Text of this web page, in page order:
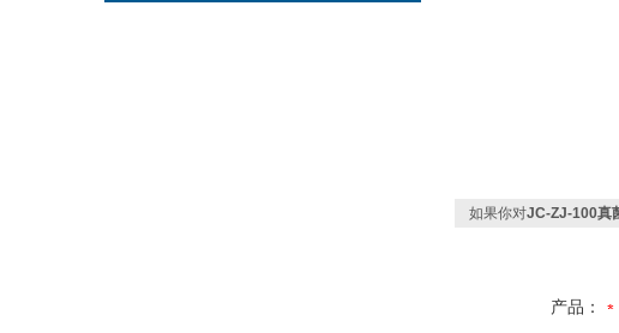
如果你对JC-ZJ-100真
产品：